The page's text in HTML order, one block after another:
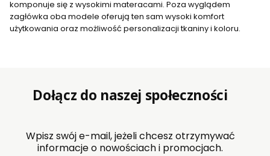
komponuje się z wysokimi materacami. Poza wyglądem
zagłówka oba modele oferują ten sam wysoki komfort
użytkowania oraz możliwość personalizacji tkaniny i koloru.
Dołącz do naszej społeczności
Wpisz swój e-mail, jeżeli chcesz otrzymywać
informacje o nowościach i promocjach.